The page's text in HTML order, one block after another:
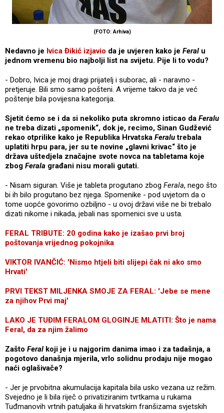
(FOTO: Arhiva)
Nedavno je Ivica Đikić izjavio da je uvjeren kako je Feral u
jednom vremenu bio najbolji list na svijetu. Pije li to vodu?
- Dobro, Ivica je moj dragi prijatelj i suborac, ali - naravno -
pretjeruje. Bili smo samo pošteni. A vrijeme takvo da je već
poštenje bila povijesna kategorija.
Sjetit ćemo se i da si nekoliko puta skromno isticao da Feralu
ne treba dizati „spomenik“, dok je, recimo, Sinan Gudžević
rekao otprilike kako je Republika Hrvatska Feralutrebala
uplatiti hrpu para, jer su te novine „glavni krivac“ što je
država uštedjela značajne svote novca na tabletama koje
zbog Ferala građani nisu morali gutati.
- Nisam siguran. Više je tableta progutano zbog Ferala, nego što
bi ih bilo progutano bez njega. Spomenike - pod uvjetom da o
tome uopće govorimo ozbiljno - u ovoj državi više ne bi trebalo
dizati nikome i nikada, jebali nas spomenici sve u usta.
FERAL TRIBUTE: 20 godina kako je izašao prvi broj
poštovanja vrijednog pokojnika
VIKTOR IVANČIĆ: 'Nismo htjeli biti slijepi čak ni ako smo
Hrvati'
PRVI TEKST MILJENKA SMOJE ZA FERAL: 'Jebe se mene
za njihov Prvi maj'
LAKO JE TUĐIM FERALOM GLOGINJE MLATITI: Što je nama
Feral, da za njim žalimo
Zašto Feral koji je i u najgorim danima imao i za tadašnja, a
pogotovo današnja mjerila, vrlo solidnu prodaju nije mogao
naći oglašivače?
- Jer je prvobitna akumulacija kapitala bila usko vezana uz režim.
Svejedno je li bila riječ o privatiziranim tvrtkama u rukama
Tuđmanovih vrtnih patuljaka ili hrvatskim franšizama svjetskih